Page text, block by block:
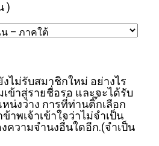
)
ไม่รับสมาชิกใหม่ อย่างไร
ข้าสู่รายชื่อรอ และจะได้รับ
น่งว่าง การที่ท่านติ๊กเลือก
าพเจ้าเข้าใจว่าไม่จำเป็น
ความจำนงอื่นใดอีก.(จำเป็น